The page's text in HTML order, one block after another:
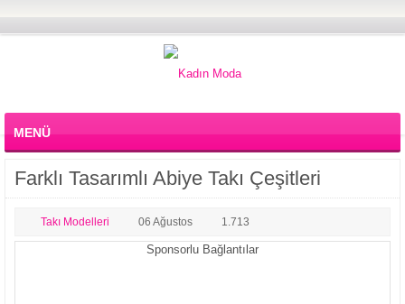
MENÜ
Farklı Tasarımlı Abiye Takı Çeşitleri
Takı Modelleri 06 Ağustos 1.713
Sponsorlu Bağlantılar